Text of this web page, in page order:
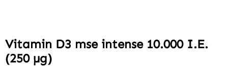
Vitamin D3 mse intense 10.000 I.E.
(250 µg)